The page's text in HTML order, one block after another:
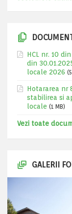
HCL nr. 10
din
locale 2026
Hotararea nr
stabilirea si
locale (1 MB)
Vezi toate
GALERII